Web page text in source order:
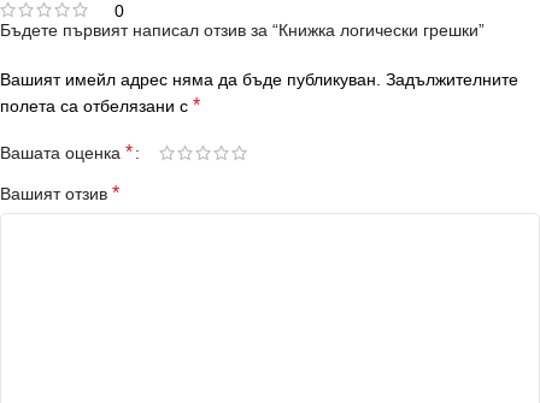
0
Бъдете първият написал отзив за “Книжка логически грешки”
Вашият имейл адрес няма да бъде публикуван. Задължителните
полета са отбелязани с *
Вашата оценка *
Вашият отзив *